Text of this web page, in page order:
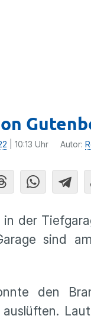
| 10:13 Uhr Autor:
der
sind
den
auslüften.